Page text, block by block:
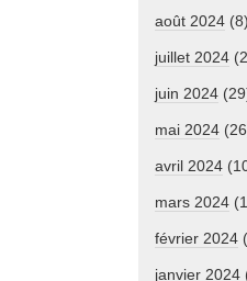
août 2024 (8)
juillet 2024
juin 2024
mai 2024
avril 2024
mars 2024
février 2024
janvier 2024